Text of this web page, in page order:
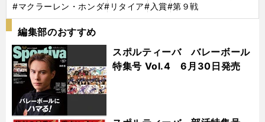
#マクラーレン・ホンダ#リタイア#入賞#第９戦
編集部のおすすめ
スポルティーバ バレーボール
特集号 Vol.4 6月30日発売